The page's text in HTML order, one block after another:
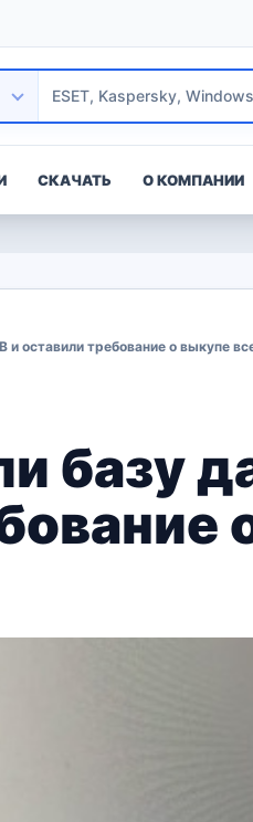
СКАЧАТЬ О КОМПАНИИ
оставили требование о выкупе
базу